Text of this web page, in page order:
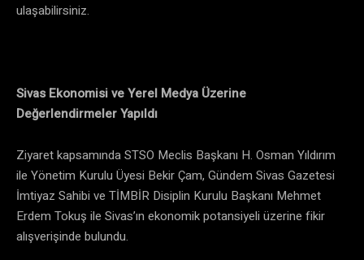
ulaşabilirsiniz.
Sivas Ekonomisi ve Yerel Medya Üzerine
Değerlendirmeler Yapıldı
Ziyaret kapsamında STSO Meclis Başkanı H. Osman Yıldırım
ile Yönetim Kurulu Üyesi Bekir Çam, Gündem Sivas Gazetesi
İmtiyaz Sahibi ve TİMBİR Disiplin Kurulu Başkanı Mehmet
Erdem Tokuş ile Sivas’ın ekonomik potansiyeli üzerine fikir
alışverişinde bulundu.